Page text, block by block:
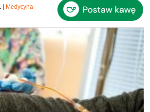
Medycyna